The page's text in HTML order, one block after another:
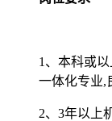
1、本科或
一体化专业,
2、3年以上